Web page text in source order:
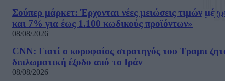
Σούπερ μάρκετ: Έρχονται νέες μειώσεις τιμών
και 7% για έως 1.100 κωδικούς προϊόντων»
08/08/2026
CNN: Γιατί ο κορυφαίος στρατηγός του Τραμπ
διπλωματική έξοδο από το Ιράν
08/08/2026